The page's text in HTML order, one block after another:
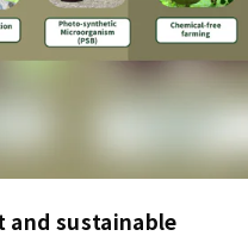
and sustainable